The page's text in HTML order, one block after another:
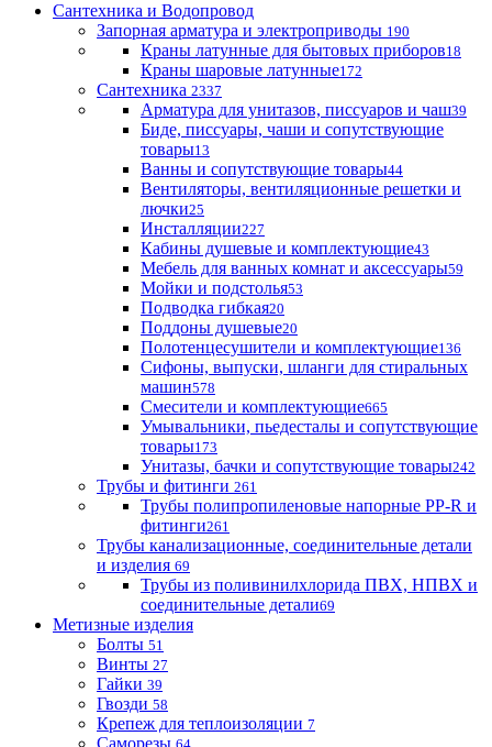
Сантехника и Водопровод
Запорная арматура и электроприводы 190
Краны латунные для бытовых приборов18
Краны шаровые латунные172
Сантехника 2337
Арматура для унитазов, писсуаров и чаш39
Биде, писсуары, чаши и сопутствующие
товары13
Ванны и сопутствующие товары44
Вентиляторы, вентиляционные решетки и
лючки25
Инсталляции227
Кабины душевые и комплектующие43
Мебель для ванных комнат и аксессуары59
Мойки и подстолья53
Подводка гибкая20
Поддоны душевые20
Полотенцесушители и комплектующие136
Сифоны, выпуски, шланги для стиральных
машин578
Смесители и комплектующие665
Умывальники, пьедесталы и сопутствующие
товары173
Унитазы, бачки и сопутствующие товары242
Трубы и фитинги 261
Трубы полипропиленовые напорные PP-R и
фитинги261
Трубы канализационные, соединительные детали
и изделия 69
Трубы из поливинилхлорида ПВХ, НПВХ и
соединительные детали69
Метизные изделия
Болты 51
Винты 27
Гайки 39
Гвозди 58
Крепеж для теплоизоляции 7
Саморезы